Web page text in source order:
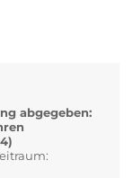
abgegeben: